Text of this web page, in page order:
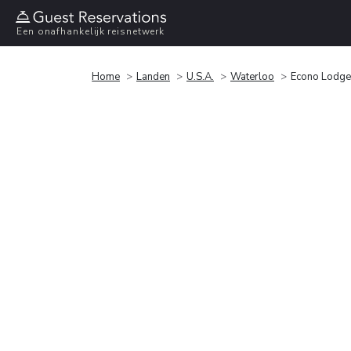
Een onafhankelijk reisnetwerk
Home Landen U.S.A. Waterloo Econo Lodge